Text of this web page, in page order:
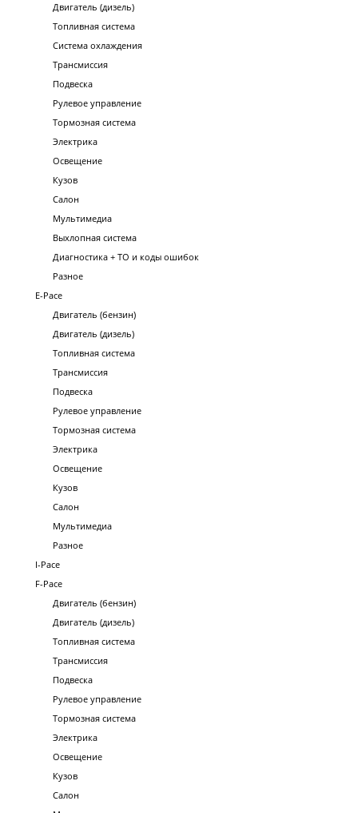
Двигатель (дизель)
Топливная система
Система охлаждения
Трансмиссия
Подвеска
Рулевое управление
Тормозная система
Электрика
Освещение
Кузов
Салон
Мультимедиа
Выхлопная система
Диагностика + ТО и коды ошибок
Разное
E-Pace
Двигатель (бензин)
Двигатель (дизель)
Топливная система
Трансмиссия
Подвеска
Рулевое управление
Тормозная система
Электрика
Освещение
Кузов
Салон
Мультимедиа
Разное
I-Pace
F-Pace
Двигатель (бензин)
Двигатель (дизель)
Топливная система
Трансмиссия
Подвеска
Рулевое управление
Тормозная система
Электрика
Освещение
Кузов
Салон